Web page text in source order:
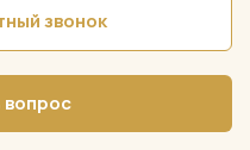
звонок
вопрос